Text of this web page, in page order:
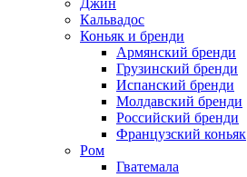
Джин
Кальвадос
Коньяк и бренди
Армянский бренди
Грузинский бренди
Испанский бренди
Молдавский бренди
Российский бренди
Французский коньяк
Ром
Гватемала